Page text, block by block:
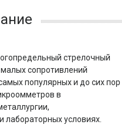
стрелочный
сопротивлений
популярных и до сих пор
в
условиях.